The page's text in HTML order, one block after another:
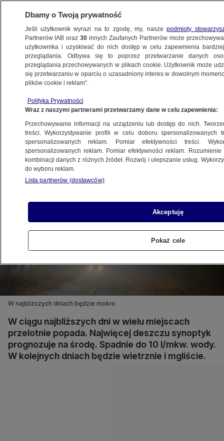
METEO
NAJNOWSZE
pełen utrudnień pogodowych
19.10.2015, 16:30
Udostępnij
W najbliższych dniach będzie mokro
W ciągu najbliższych dni w wielu miejscach
przelotnie popada. Najwięcej deszczu synoptyk
prognozuje na środę. Spadnie do 10 l/mkw. wody.
W kolejnych dniach będzie wietrznie i mgliście.
Dbamy o Twoją prywatność
Jeśli użytkownik wyrazi na to zgodę, my, naszepodmioty
Partnerów IAB oraz30 innych Zaufanych Partnerów może
użytkownika i uzyskiwać do nich dostęp w celu zapewnienia
przeglądania. Odbywa się to poprzez przetwarzanie danych
przeglądania przechowywanych w plikach cookie. Użytkownik może
się przetwarzaniu w oparciu o uzasadniony interes w dowolnym
plików cookie i reklam”.
Polityka Prywatności
Wraz z naszymi partnerami przetwarzamy dane w celu zapewnienia:
Przechowywanie informacji na urządzeniu lub dostęp do nich.
treści. Wykorzystywanie profili w celu doboru spersonalizowanych
spersonalizowanych reklam. Pomiar efektywności treści.
spersonalizowanych reklam. Pomiar efektywności reklam.
kombinacji danych z różnych źródeł. Rozwój i ulepszanie usług.
do wyboru reklam.
Lista partnerów (dostawców)
Akceptuję
Pokaż cele